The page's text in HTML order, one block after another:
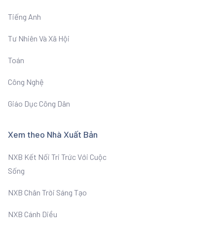
Tiếng Anh
Tư Nhiên Và Xã Hội
Toán
Công Nghệ
Giáo Dục Công Dân
Xem theo Nhà Xuất Bản
NXB Kết Nối Tri Trức Với Cuộc
Sống
NXB Chân Trời Sáng Tạo
NXB Cánh Diều